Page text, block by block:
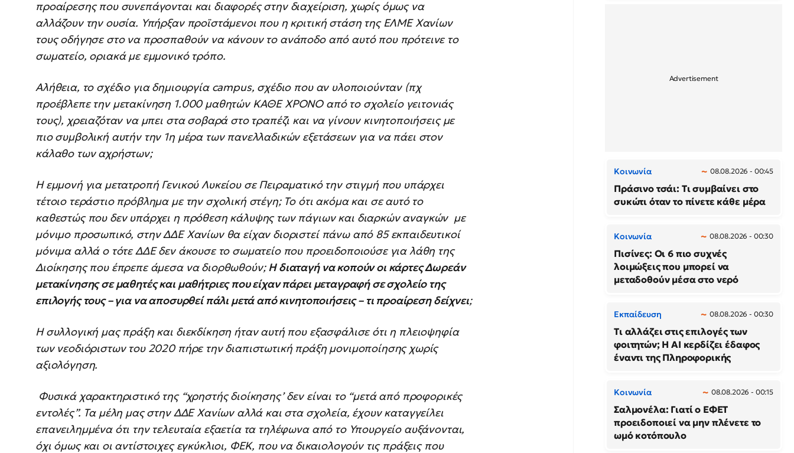
προαίρεσης που συνεπάγονται και διαφορές στην διαχείριση, χωρίς όμως να
αλλάζουν την ουσία. Υπήρξαν προϊστάμενοι που η κριτική στάση της ΕΛΜΕ Χανίων
τους οδήγησε στο να προσπαθούν να κάνουν το ανάποδο από αυτό που πρότεινε το
σωματείο, οριακά με εμμονικό τρόπο.
Αλήθεια, το σχέδιο για δημιουργία campus, σχέδιο που αν υλοποιούνταν (πχ
προέβλεπε την μετακίνηση 1.000 μαθητών ΚΑΘΕ ΧΡΟΝΟ από το σχολείο γειτονιάς
τους), χρειαζόταν να μπει στα σοβαρά στο τραπέζι και να γίνουν κινητοποιήσεις με
πιο συμβολική αυτήν την 1η μέρα των πανελλαδικών εξετάσεων για να πάει στον
κάλαθο των αχρήστων;
Η εμμονή για μετατροπή Γενικού Λυκείου σε Πειραματικό την στιγμή που υπάρχει
τέτοιο τεράστιο πρόβλημα με την σχολική στέγη; Το ότι ακόμα και σε αυτό το
καθεστώς που δεν υπάρχει η πρόθεση κάλυψης των πάγιων και διαρκών αναγκών με
μόνιμο προσωπικό, στην ΔΔΕ Χανίων θα είχαν διοριστεί πάνω από 85 εκπαιδευτικοί
μόνιμα αλλά ο τότε ΔΔΕ δεν άκουσε το σωματείο που προειδοποιούσε για λάθη της
Διοίκησης που έπρεπε άμεσα να διορθωθούν;Η διαταγή να κοπούν οι κάρτες Δωρεάν
μετακίνησης σε μαθητές και μαθήτριες που είχαν πάρει μεταγραφή σε σχολείο της
επιλογής τους – για να αποσυρθεί πάλι μετά από κινητοποιήσεις – τι προαίρεση δείχνει;
Η συλλογική μας πράξη και διεκδίκηση ήταν αυτή που εξασφάλισε ότι η πλειοψηφία
των νεοδιόριστων του 2020 πήρε την διαπιστωτική πράξη μονιμοποίησης χωρίς
αξιολόγηση.
Φυσικά χαρακτηριστικό της “χρηστής διοίκησης’ δεν είναι το “μετά από προφορικές
εντολές”. Τα μέλη μας στην ΔΔΕ Χανίων αλλά και στα σχολεία, έχουν καταγγείλει
επανειλημμένα ότι την τελευταία εξαετία τα τηλέφωνα από το Υπουργείο αυξάνονται,
όχι όμως και οι αντίστοιχες εγκύκλιοι, ΦΕΚ, που να δικαιολογούν τις πράξεις που
Κοινωνία 08.08.2026 - 00:45
Πράσινο τσάι: Τι συμβαίνει στο
συκώτι όταν το πίνετε κάθε μέρα
Κοινωνία 08.08.2026 - 00:30
Πισίνες: Οι 6 πιο συχνές
λοιμώξεις που μπορεί να
μεταδοθούν μέσα στο νερό
Εκπαίδευση 08.08.2026 - 00:30
Τι αλλάζει στις επιλογές των
φοιτητών; Η AI κερδίζει έδαφος
έναντι της Πληροφορικής
Κοινωνία 08.08.2026 - 00:15
Σαλμονέλα: Γιατί ο ΕΦΕΤ
προειδοποιεί να μην πλένετε το
ωμό κοτόπουλο